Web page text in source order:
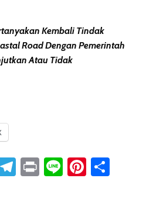
Kembali Tindak
Road Dengan Pemerintah
Atau Tidak
Telegram
PrintLine